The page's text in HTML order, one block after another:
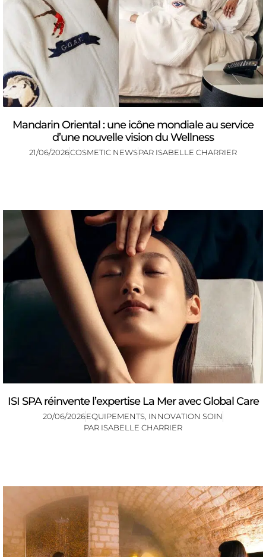
Mandarin Oriental : une icône mondiale au service
d’une nouvelle vision du Wellness
21/06/2026COSMETIC NEWSPAR ISABELLE CHARRIER
ISI SPA réinvente l’expertise La Mer avec Global Care
20/06/2026EQUIPEMENTS, INNOVATION SOIN
PAR ISABELLE CHARRIER